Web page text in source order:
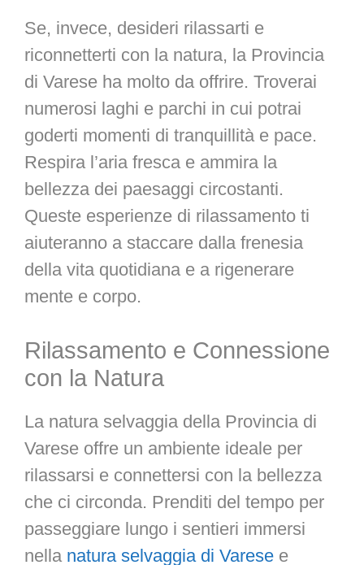
Se, invece, desideri rilassarti e
riconnetterti con la natura, la Provincia
di Varese ha molto da offrire. Troverai
numerosi laghi e parchi in cui potrai
goderti momenti di tranquillità e pace.
Respira l’aria fresca e ammira la
bellezza dei paesaggi circostanti.
Queste esperienze di rilassamento ti
aiuteranno a staccare dalla frenesia
della vita quotidiana e a rigenerare
mente e corpo.
Rilassamento e Connessione
con la Natura
La natura selvaggia della Provincia di
Varese offre un ambiente ideale per
rilassarsi e connettersi con la bellezza
che ci circonda. Prenditi del tempo per
passeggiare lungo i sentieri immersi
nella natura selvaggia di Varese e